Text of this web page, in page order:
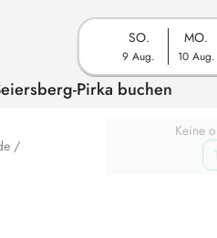
SO.
9 Aug.
MO.
10 Aug.
Pirka buchen
/
Keine